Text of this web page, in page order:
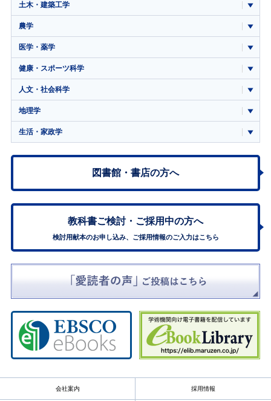
土木・建築工学
農学
医学・薬学
健康・スポーツ科学
人文・社会科学
地理学
生活・家政学
図書館・書店の方へ
教科書ご検討・ ご採用中の方へ
検討用献本のお申し込み、ご採用情報のご入力はこちら
会社案内 採用情報